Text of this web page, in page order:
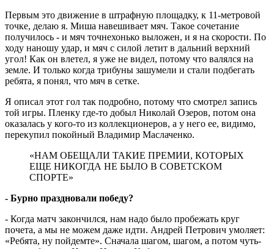
Первым это движение в штрафную площадку, к 11-метровой
точке, делаю я. Миша навешивает мяч. Такое сочетание
получилось - и мяч точнехонько выложен, и я на скорости. По
ходу наношу удар, и мяч с силой летит в дальний верхний
угол! Как он влетел, я уже не видел, потому что валялся на
земле. И только когда трибуны зашумели и стали подбегать
ребята, я понял, что мяч в сетке.
Я описал этот гол так подробно, потому что смотрел запись
той игры. Пленку где-то добыл Николай Озеров, потом она
оказалась у кого-то из коллекционеров, а у него ее, видимо,
перекупил покойный Владимир Маслаченко.
«НАМ ОБЕЩАЛИ ТАКИЕ ПРЕМИИ, КОТОРЫХ
ЕЩЕ НИКОГДА НЕ БЫЛО В СОВЕТСКОМ
СПОРТЕ»
- Бурно праздновали победу?
- Когда матч закончился, нам надо было пробежать круг
почета, а мы не можем даже идти. Андрей Петрович умоляет:
«Ребята, ну пойдемте». Сначала шагом, шагом, а потом чуть-